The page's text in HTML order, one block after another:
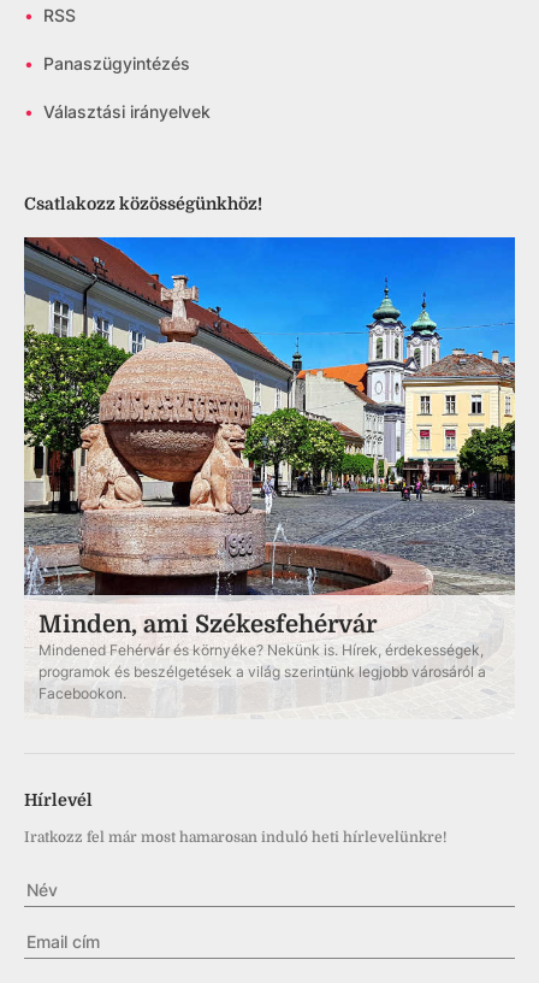
• RSS
• Panaszügyintézés
• Választási irányelvek
Csatlakozz közösségünkhöz!
Minden, ami Székesfehérvár
Mindened Fehérvár és környéke? Nekünk is. Hírek, érdekességek,
programok és beszélgetések a világ szerintünk legjobb városáról a
Facebookon.
Hírlevél
Iratkozz fel már most hamarosan induló heti hírlevelünkre!